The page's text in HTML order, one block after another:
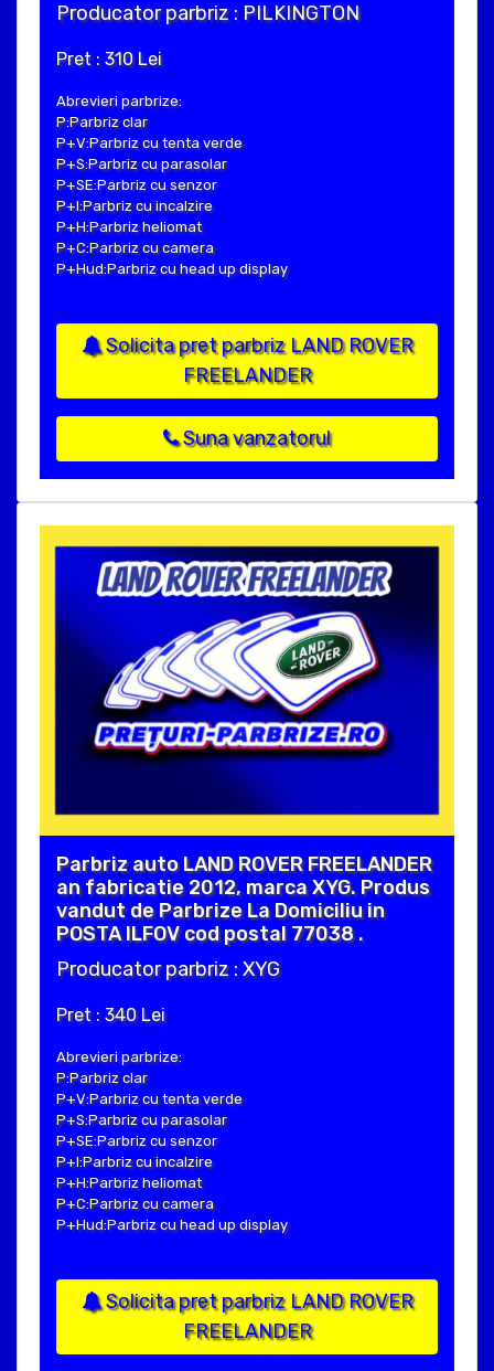
Producator parbriz : PILKINGTON
Pret : 310 Lei
Abrevieri parbrize:
P:Parbriz clar
P+V:Parbriz cu tenta verde
P+S:Parbriz cu parasolar
P+SE:Parbriz cu senzor
P+I:Parbriz cu incalzire
P+H:Parbriz heliomat
P+C:Parbriz cu camera
P+Hud:Parbriz cu head up display
Solicita pret parbriz LAND ROVER
FREELANDER
Suna vanzatorul
Parbriz auto LAND ROVER FREELANDER
an fabricatie 2012, marca XYG. Produs
vandut de Parbrize La Domiciliu in
POSTA ILFOV cod postal 77038 .
Producator parbriz : XYG
Pret : 340 Lei
Abrevieri parbrize:
P:Parbriz clar
P+V:Parbriz cu tenta verde
P+S:Parbriz cu parasolar
P+SE:Parbriz cu senzor
P+I:Parbriz cu incalzire
P+H:Parbriz heliomat
P+C:Parbriz cu camera
P+Hud:Parbriz cu head up display
Solicita pret parbriz LAND ROVER
FREELANDER